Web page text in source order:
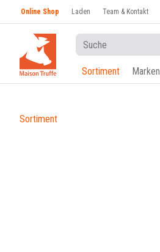
Online Shop Laden Team & Kontakt
Sortiment Marken
Sortiment